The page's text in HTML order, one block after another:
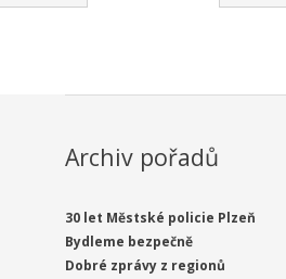
Archiv pořadů
30 let Městské policie Plzeň
Bydleme bezpečně
Dobré zprávy z regionů